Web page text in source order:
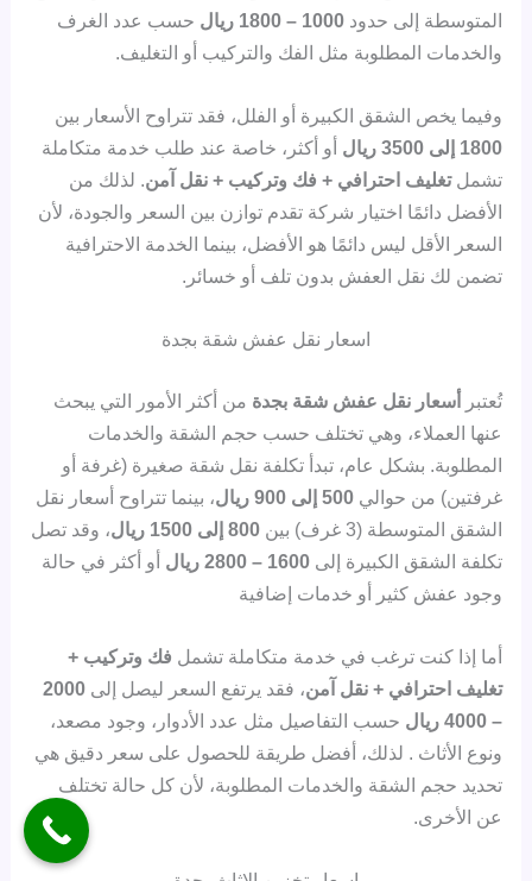
المتوسطة إلى حدود1000 – 1800 ريال
حسب عدد الغرف
والخدمات المطلوبة مثل الفك والتركيب أو التغليف.
وفيما يخص الشقق الكبيرة أو الفلل، فقد تتراوح الأسعار بين
1800 إلى 3500 ريال
أو أكثر، خاصة عند طلب خدمة متكاملة
تشملتغليف احترافي + فك وتركيب + نقل آمن. لذلك من
الأفضل دائمًا اختيار شركة تقدم توازن بين السعر والجودة، لأن
السعر الأقل ليس دائمًا هو الأفضل، بينما الخدمة الاحترافية
تضمن لك نقل العفش بدون تلف أو خسائر.
اسعار نقل عفش شقة بجدة
تُعتبر أسعار نقل عفش شقة بجدة من أكثر الأمور التي يبحث
عنها العملاء، وهي تختلف حسب حجم الشقة والخدمات
المطلوبة. بشكل عام، تبدأ تكلفة نقل شقة صغيرة (غرفة أو
غرفتين) من حوالي500 إلى 900 ريال
، بينما تتراوح أسعار نقل
الشقق المتوسطة (3 غرف) بين
800 إلى 1500 ريال
، وقد تصل
تكلفة الشقق الكبيرة إلى1600 – 2800 ريال
أو أكثر في حالة
وجود عفش كثير أو خدمات إضافية
أما إذا كنت ترغب في خدمة متكاملة تشمل فك وتركيب +
تغليف احترافي + نقل آمن، فقد يرتفع السعر ليصل إلى2000
– 4000 ريال
حسب التفاصيل مثل عدد الأدوار، وجود مصعد،
ونوع الأثاث . لذلك، أفضل طريقة للحصول على سعر دقيق هي
تحديد حجم الشقة والخدمات المطلوبة، لأن كل حالة تختلف
عن الأخرى.